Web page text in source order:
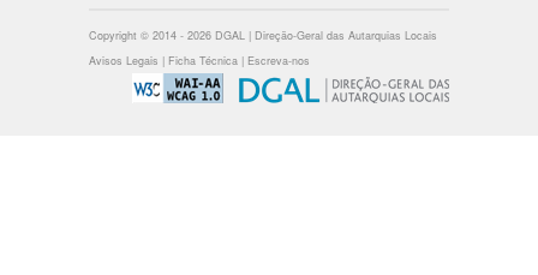
Copyright © 2014 - 2026 DGAL | Direção-Geral das Autarquias Locais
Avisos Legais | Ficha Técnica | Escreva-nos